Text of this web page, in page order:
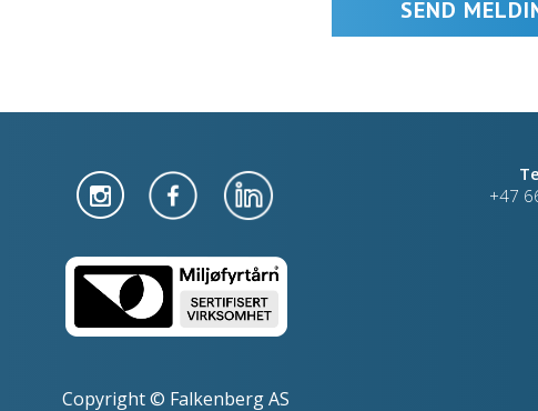
+47
Copyright © Falkenberg AS